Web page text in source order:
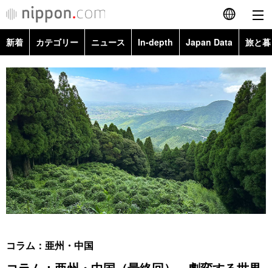
English
简体字
繁體字
Français
Español
العربية
カテゴリー
政治・外交
経済・ビジネス
社会
ニュース
トップ
In-depth
旅と暮らし
新着 カテゴリー ニュース In-depth Japan Data 旅と
政治・外交
経済・ビジネス
国際・海外
社会
文化
Topics
Images
People
東京
お知らせ
コラム：亜州・中国